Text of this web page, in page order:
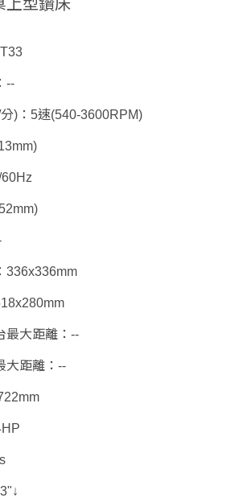
上型鑽床
--
)：5速(540-3600RPM)
336x336mm
最大距離：--
大距離：--